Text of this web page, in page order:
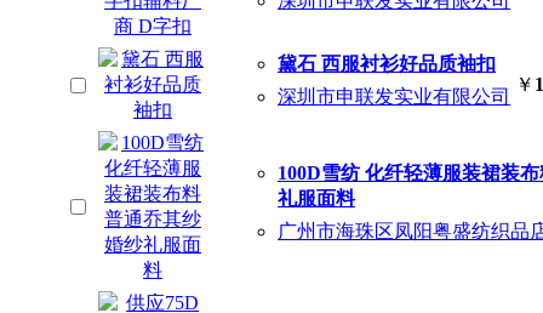
黛石 西服衬衫好品质袖扣
深圳市申联发实业有限公司
￥
100D雪纺 化纤轻薄服装裙装
礼服面料
广州市海珠区凤阳粤盛纺织品